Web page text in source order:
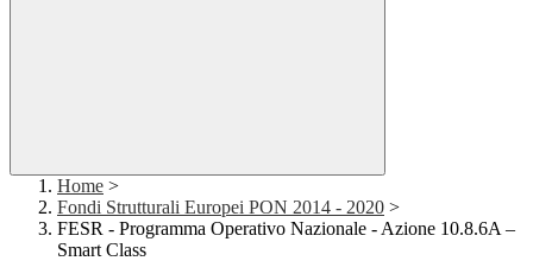
Home >
Fondi Strutturali Europei PON 2014 - 2020 >
FESR - Programma Operativo Nazionale - Azione 10.8.6A –
Smart Class